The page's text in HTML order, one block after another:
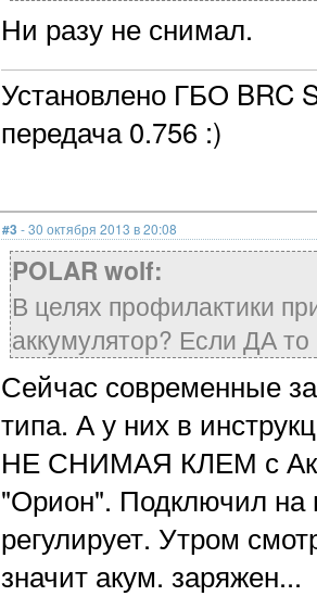
Ни разу не снимал.
Установлено ГБО BRC
передача 0.756 :)
#3 - 30 октября 2013 в 20:08
POLAR wolf:
В целях профилактики
аккумулятор? Если ДА
Сейчас современные
типа. А у них в
НЕ СНИМАЯ КЛЕМ с
"Орион". Подключил на
регулирует. Утром
значит акум. заряжен...